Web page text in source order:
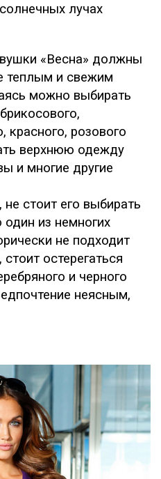
лучах
«Весна» должны
теплым и свежим
можно выбирать
красного, розового
верхнюю одежду
и многие другие
стоит его выбирать
один из немногих
не подходит
остерегаться
и черного
неясным,